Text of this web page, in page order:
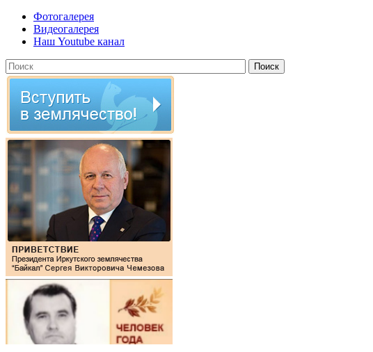
Фотогалерея
Видеогалерея
Наш Youtube канал